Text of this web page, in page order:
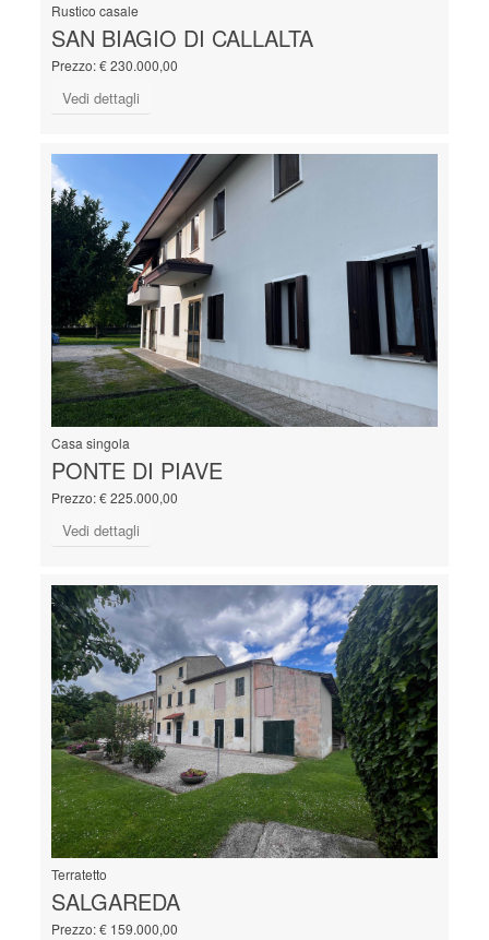
Rustico casale
SAN BIAGIO DI CALLALTA
Prezzo: € 230.000,00
Vedi dettagli
Casa singola
PONTE DI PIAVE
Prezzo: € 225.000,00
Vedi dettagli
Terratetto
SALGAREDA
Prezzo: € 159.000,00